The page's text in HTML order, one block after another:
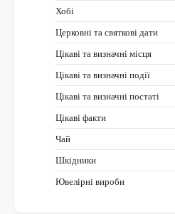
Хобі
Церковні та святкові дати
Цікаві та визначні місця
Цікаві та визначні події
Цікаві та визначні постаті
Цікаві факти
Чай
Шкідники
Ювелірні вироби